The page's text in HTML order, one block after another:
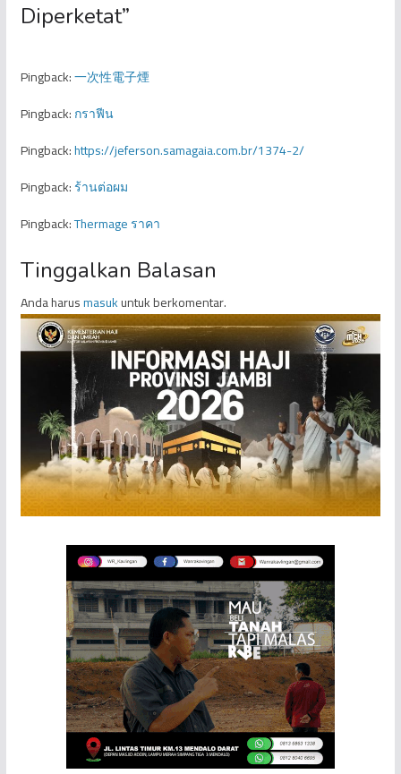
Diperketat”
Pingback:一次性電子煙
Pingback:กราฟีน
Pingback:https://jeferson.samagaia.com.br/1374-2/
Pingback:ร้านต่อผม
Pingback:Thermage ราคา
Tinggalkan Balasan
Anda harusmasukuntuk berkomentar.